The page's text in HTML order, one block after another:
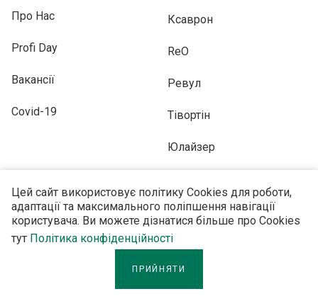
Цей сайт використовує політику Cookies для роботи,
адаптації та максимального поліпшення навігації
користувача. Ви можете дізнатися більше про Cookies
тут Політика конфіденційності
ПРИЙНЯТИ
Про Нас
Profi Day
Вакансії
Covid-19
Ксаврон
ReO
Ревул
Тівортін
Юлайзер
ПІДПИСУЙТЕСЬ НА НАС